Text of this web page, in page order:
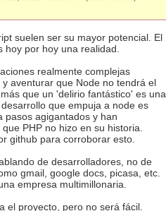
suelen ser su mayor potencial. El
por hoy una realidad.
realmente complejas
aventurar que Node no tendrá el
que un 'delirio fantástico' es una
que empuja a node es
pasos agigantados y han
PHP no hizo en su historia.
github para corroborar esto.
de desarrolladores, no de
gmail, google docs, picasa, etc.
empresa multimillonaria.
el proyecto, pero no será fácil.